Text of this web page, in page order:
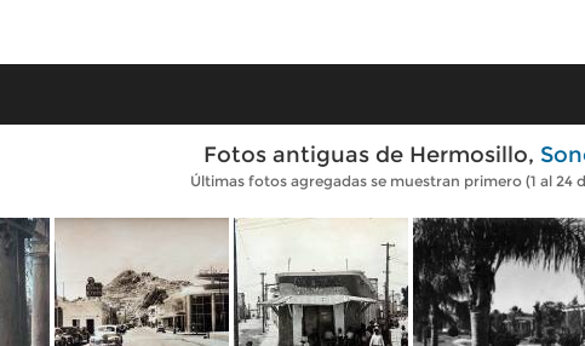
Fotos antiguas de Hermosillo,
Últimas fotos agregadas se muestran primero (1 al 24